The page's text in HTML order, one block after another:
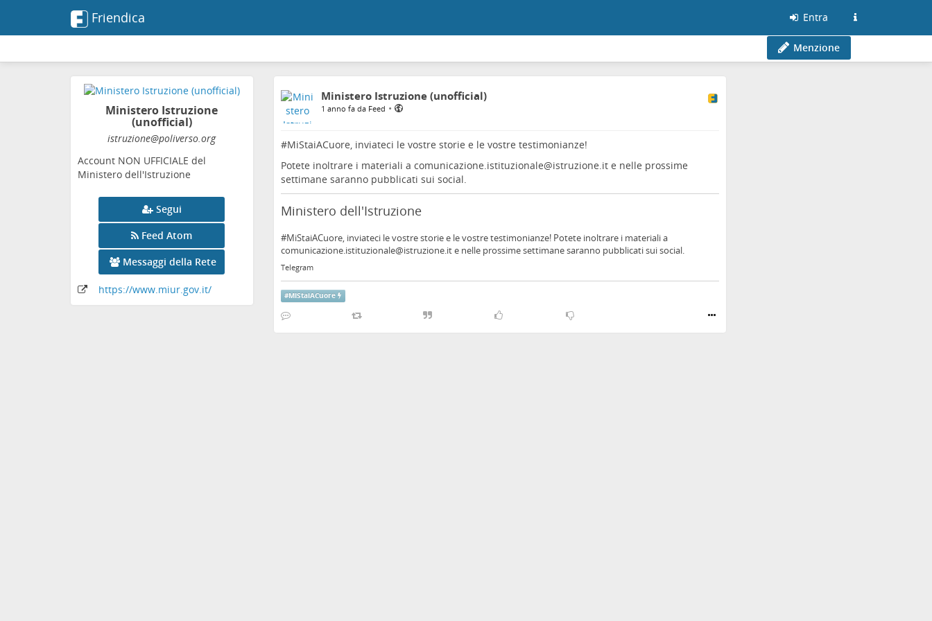
Friendica Entra
Menzione
Ministero Istruzione
(unofficial)
istruzione@poliverso.org
Account NON UFFICIALE del
Ministero dell'Istruzione
Segui
Feed Atom
Messaggi della Rete
https://www.miur.gov.it/
Ministero Istruzione (unofficial)
1 anno fa da Feed •
#MiStaiACuore, inviateci le vostre storie e le vostre testimonianze!
Potete inoltrare i materiali a comunicazione.istituzionale@istruzione.it e nelle prossime
settimane saranno pubblicati sui social.
Ministero dell'Istruzione
#MiStaiACuore, inviateci le vostre storie e le vostre testimonianze! Potete inoltrare i materiali a
comunicazione.istituzionale@istruzione.it e nelle prossime settimane saranno pubblicati sui social.
Telegram
#MIStaiACuore